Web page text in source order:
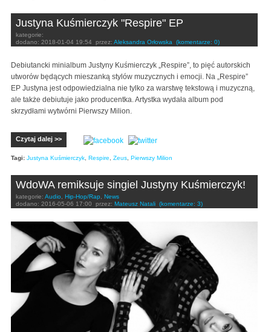
Justyna Kuśmierczyk "Respire" EP
kategorie:
dodano: 2018-01-04 19:54 przez: Aleksandra Orłowska (komentarze: 0)
Debiutancki minialbum Justyny Kuśmierczyk „Respire”, to pięć autorskich
utworów będących mieszanką stylów muzycznych i emocji. Na „Respire”
EP Justyna jest odpowiedzialna nie tylko za warstwę tekstową i muzyczną,
ale także debiutuje jako producentka. Artystka wydała album pod
skrzydłami wytwórni Pierwszy Milion.
Czytaj dalej >>
Tagi: Justyna Kuśmierczyk, Respire, Zeus, Pierwszy Milion
WdoWA remiksuje singiel Justyny Kuśmierczyk!
kategorie: Audio, Hip-Hop/Rap, News
dodano: 2016-05-06 17:00 przez: Mateusz Natali (komentarze: 3)